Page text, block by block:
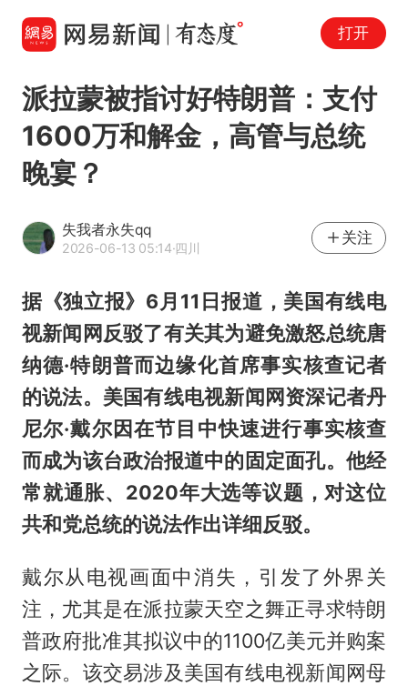
打开
派拉蒙被指讨好特朗普：支付
1600万和解金，高管与总统
晚宴？
失我者永失qq
2026-06-13 05:14·四川
关注
据《独立报》6月11日报道，美国有线电
视新闻网反驳了有关其为避免激怒总统唐
纳德·特朗普而边缘化首席事实核查记者
的说法。美国有线电视新闻网资深记者丹
尼尔·戴尔因在节目中快速进行事实核查
而成为该台政治报道中的固定面孔。他经
常就通胀、2020年大选等议题，对这位
共和党总统的说法作出详细反驳。
戴尔从电视画面中消失，引发了外界关
注，尤其是在派拉蒙天空之舞正寻求特朗
普政府批准其拟议中的1100亿美元并购案
之际。该交易涉及美国有线电视新闻网母